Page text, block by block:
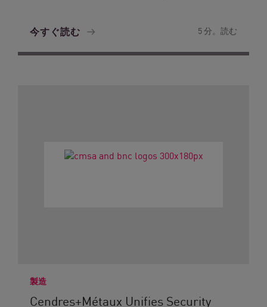
今すぐ読む 5 分。読む
製造
Cendres+Métaux Unifies Security